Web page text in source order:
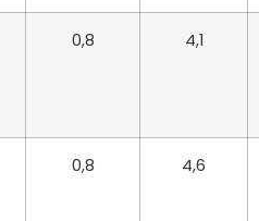
0,8 4,1
0,8 4,6